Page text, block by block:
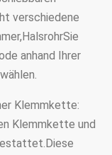
verschiedene
anhand Ihrer
Klemmkette:
Klemmkette und